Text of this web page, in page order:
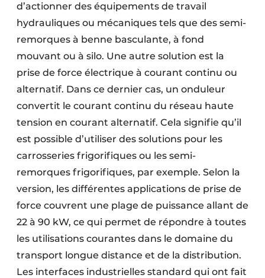
d’actionner des équipements de travail
hydrauliques ou mécaniques tels que des semi-
remorques à benne basculante, à fond
mouvant ou à silo. Une autre solution est la
prise de force électrique à courant continu ou
alternatif. Dans ce dernier cas, un onduleur
convertit le courant continu du réseau haute
tension en courant alternatif. Cela signifie qu’il
est possible d’utiliser des solutions pour les
carrosseries frigorifiques ou les semi-
remorques frigorifiques, par exemple. Selon la
version, les différentes applications de prise de
force couvrent une plage de puissance allant de
22 à 90 kW, ce qui permet de répondre à toutes
les utilisations courantes dans le domaine du
transport longue distance et de la distribution.
Les interfaces industrielles standard qui ont fait